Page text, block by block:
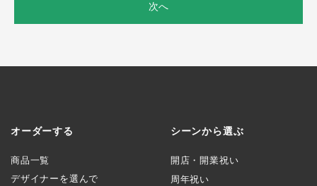
次へ
オーダーする
商品一覧
デザイナーを選んで
シーンから選ぶ
開店・開業祝い
周年祝い